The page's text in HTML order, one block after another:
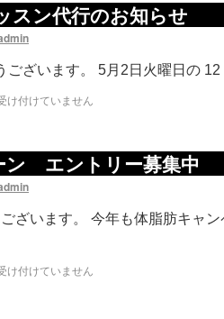
スン代行のお知らせ
ございます。 5月2日火曜日の
け付けていません
ン エントリー募集中
ざいます。 今年も体脂肪キャ
け付けていません